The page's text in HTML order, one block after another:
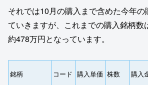
それでは10月の購入まで含めた今年
ていきますが、これまでの購入銘柄数
約478万円となっています。
銘柄 コード 購入単価 株数 購入